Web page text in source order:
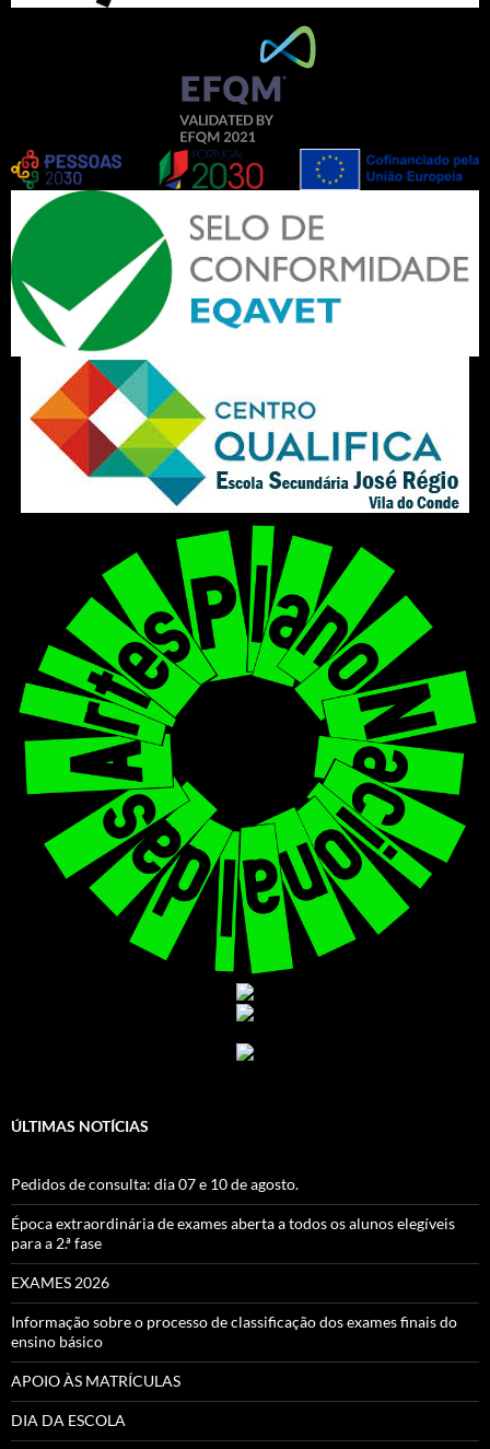
ÚLTIMAS NOTÍCIAS
Pedidos de consulta: dia 07 e 10 de agosto.
Época extraordinária de exames aberta a todos os alunos elegíveis
para a 2.ª fase
EXAMES 2026
Informação sobre o processo de classificação dos exames finais do
ensino básico
APOIO ÀS MATRÍCULAS
DIA DA ESCOLA